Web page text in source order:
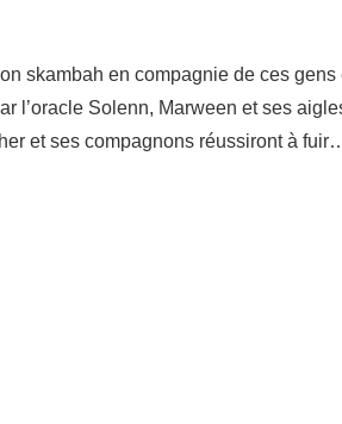
skambah en compagnie de ces gens
l’oracle Solenn, Marween et ses
et ses compagnons réussiront à